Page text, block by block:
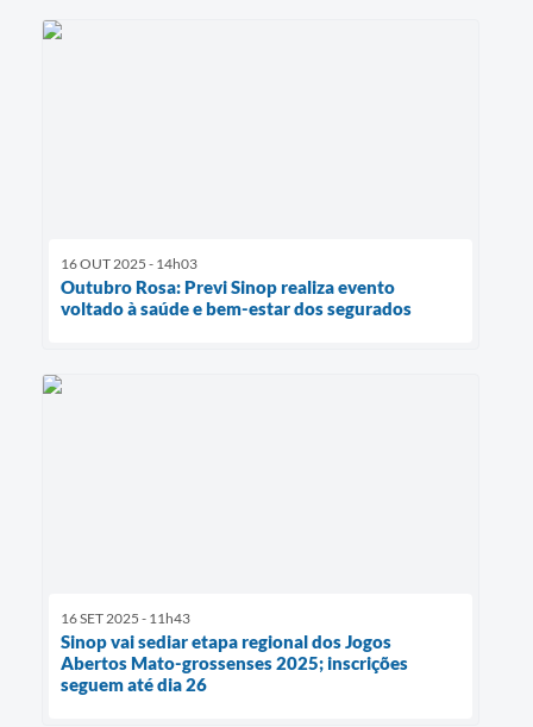
16 OUT 2025 - 14h03
Outubro Rosa: Previ Sinop realiza evento
voltado à saúde e bem-estar dos segurados
16 SET 2025 - 11h43
Sinop vai sediar etapa regional dos Jogos
Abertos Mato-grossenses 2025; inscrições
seguem até dia 26